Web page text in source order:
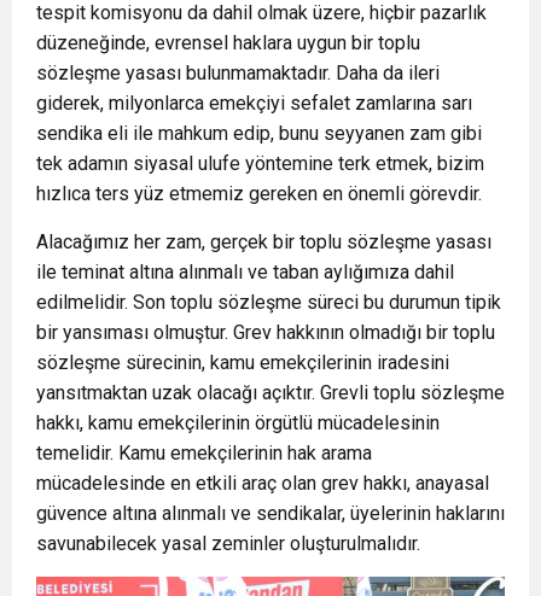
tespit komisyonu da dahil olmak üzere, hiçbir pazarlık
düzeneğinde, evrensel haklara uygun bir toplu
sözleşme yasası bulunmamaktadır. Daha da ileri
giderek, milyonlarca emekçiyi sefalet zamlarına sarı
sendika eli ile mahkum edip, bunu seyyanen zam gibi
tek adamın siyasal ulufe yöntemine terk etmek, bizim
hızlıca ters yüz etmemiz gereken en önemli görevdir.
Alacağımız her zam, gerçek bir toplu sözleşme yasası
ile teminat altına alınmalı ve taban aylığımıza dahil
edilmelidir. Son toplu sözleşme süreci bu durumun tipik
bir yansıması olmuştur. Grev hakkının olmadığı bir toplu
sözleşme sürecinin, kamu emekçilerinin iradesini
yansıtmaktan uzak olacağı açıktır. Grevli toplu sözleşme
hakkı, kamu emekçilerinin örgütlü mücadelesinin
temelidir. Kamu emekçilerinin hak arama
mücadelesinde en etkili araç olan grev hakkı, anayasal
güvence altına alınmalı ve sendikalar, üyelerinin haklarını
savunabilecek yasal zeminler oluşturulmalıdır.